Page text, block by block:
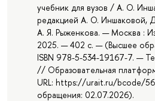
учебник для вузов / А. О.
редакцией А. О. Иншаковой,
А. Я. Рыженкова. — Москва :
2025. — 402 с. — (Высшее
ISBN 978-5-534-19167-7. —
// Образовательная
URL: https://urait.ru/bcode/
обращения: 02.07.2026).